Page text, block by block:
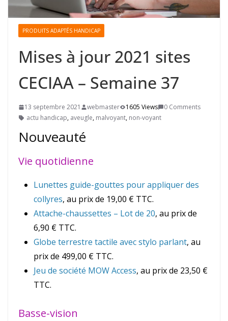
PRODUITS ADAPTÉS HANDICAP
Mises à jour 2021 sites
CECIAA – Semaine 37
13 septembre 2021 webmaster 1605 Views
0 Comments
actu handicap, aveugle, malvoyant, non-voyant
Nouveauté
Vie quotidienne
Lunettes guide-gouttes pour appliquer des
collyres, au prix de 19,00 € TTC.
Attache-chaussettes – Lot de 20, au prix de
6,90 € TTC.
Globe terrestre tactile avec stylo parlant, au
prix de 499,00 € TTC.
Jeu de société MOW Access, au prix de 23,50 €
TTC.
Basse-vision